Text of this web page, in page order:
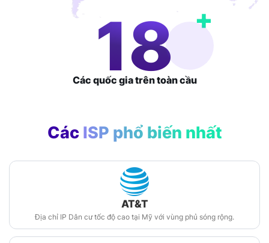
31 +
Các quốc giatrên toàn cầu
Các ISP phổ biến nhất
AT&T
Địa chỉ IP Dân cư tốc độ cao tại Mỹ với vùng phủ sóng rộng.